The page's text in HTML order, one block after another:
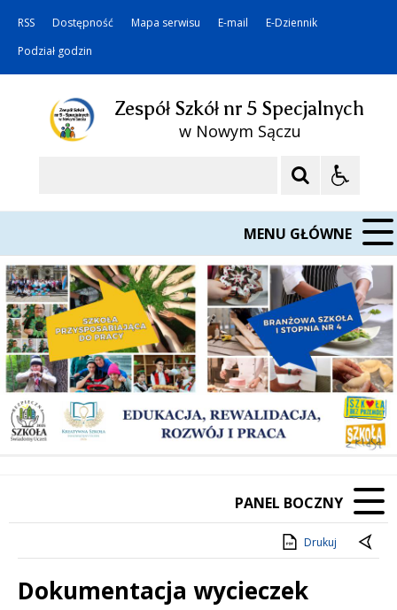
RSS Dostępność Mapa serwisu E-mail
E-Dziennik
Podział godzin
Zespół Szkół nr 5 Specjalnych
w Nowym Sączu
MENU GŁÓWNE
PANEL BOCZNY
Drukuj
Dokumentacja wycieczek